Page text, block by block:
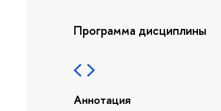
Программа дисциплины
Аннотация